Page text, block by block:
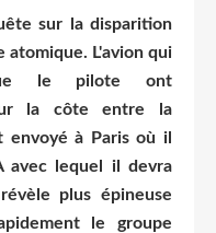
sur la disparition
atomique. L'avion qui
le pilote ont
la côte entre la
envoyé à Paris où il
avec lequel il devra
plus épineuse
le groupe